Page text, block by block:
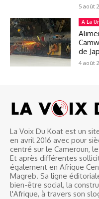
5 août
A La
de
4 août
La Voix Du Koat est un
en avril 2016 avec pour
centré sur le Cameroun,
Et après différentes
également en Afrique
Magreb. Sa ligne
bien-être social, la
l'Afrique, à travers son